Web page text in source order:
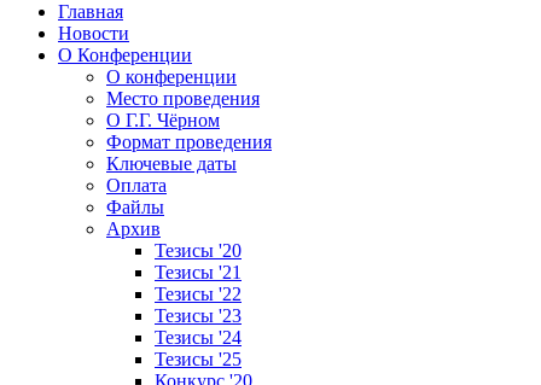
Главная
Новости
О Конференции
О конференции
Место проведения
О Г.Г. Чёрном
Формат проведения
Ключевые даты
Оплата
Файлы
Архив
Тезисы '20
Тезисы '21
Тезисы '22
Тезисы '23
Тезисы '24
Тезисы '25
Конкурс '20